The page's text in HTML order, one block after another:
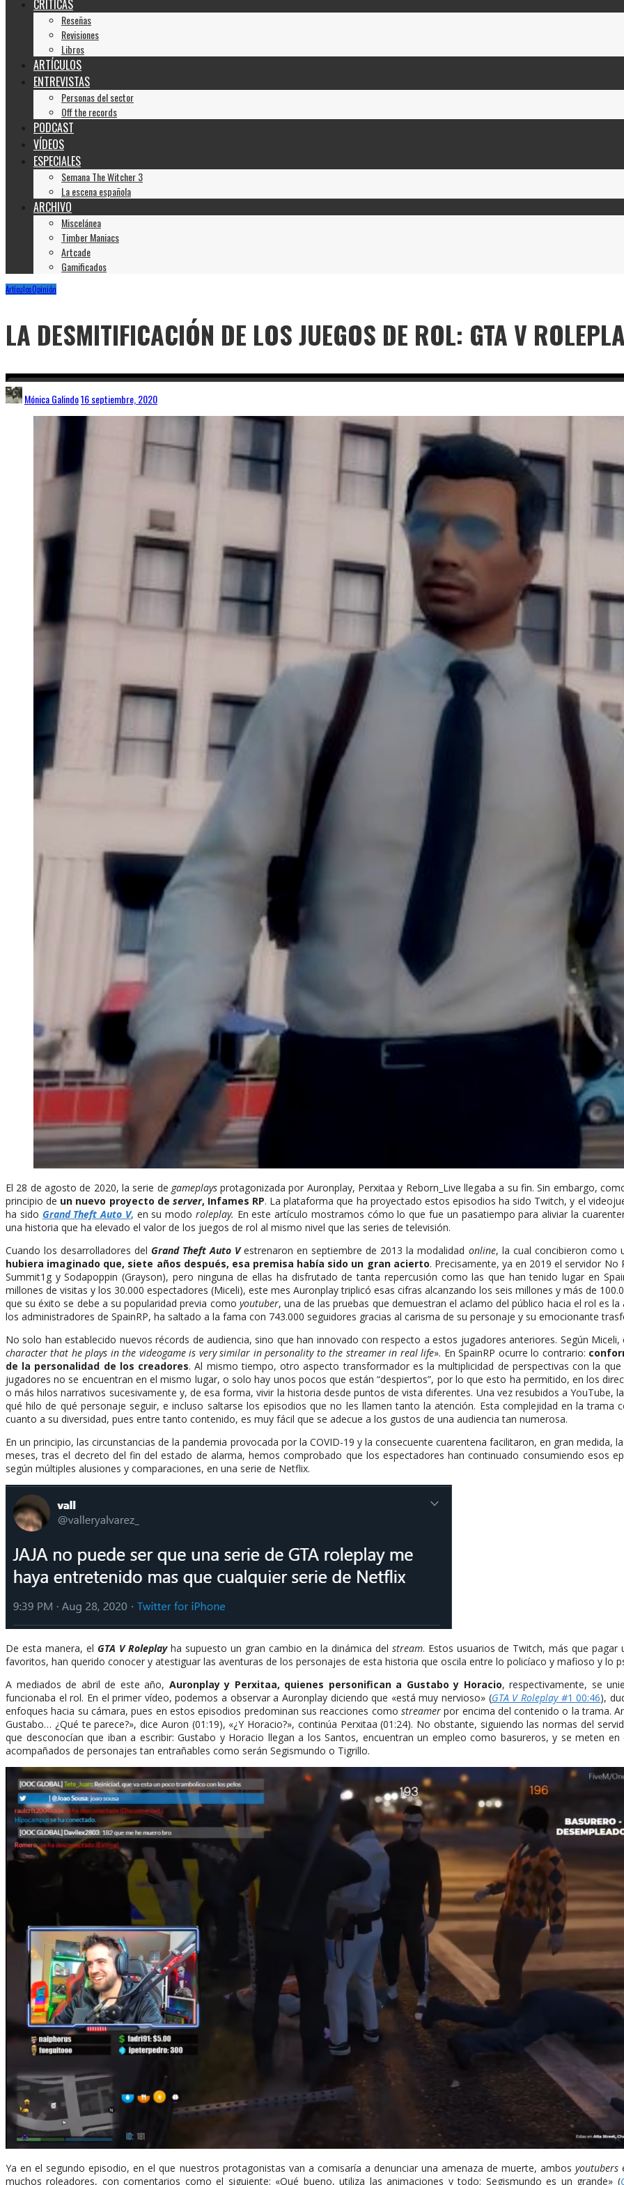
CRÍTICAS
Reseñas
Revisiones
Libros
ARTÍCULOS
ENTREVISTAS
Personas del sector
Off the records
PODCAST
VÍDEOS
ESPECIALES
Semana The Witcher 3
La escena española
ARCHIVO
Miscelánea
Timber Maniacs
Artcade
Gamificados
ArtículosOpinión
LA DESMITIFICACIÓN DE LOS JUEGOS DE ROL: GTA V
Mónica Galindo16 septiembre, 2020
El 28 de agosto de 2020, la serie de gameplaysprotagonizada por Auronplay, Perxitaa y Reborn_Live llegaba a su fin. Sin embargo,
principio de un nuevo proyecto de server, Infames RP. La plataforma que ha proyectado estos episodios ha sido Twitch, y el
ha sido Grand Theft Auto V, en su modo roleplay. En este artículo mostramos cómo lo que fue un pasatiempo para aliviar la
una historia que ha elevado el valor de los juegos de rol al mismo nivel que las series de televisión.
Cuando los desarrolladores delGrand Theft Auto Vestrenaron en septiembre de 2013 la modalidad online, la cual concibieron como
hubiera imaginado que, siete años después, esa premisa había sido un gran acierto. Precisamente, ya en 2019 el servidor
Summit1g y Sodapoppin (Grayson), pero ninguna de ellas ha disfrutado de tanta repercusión como las que han tenido lugar en
millones de visitas y los 30.000 espectadores (Miceli), este mes Auronplay triplicó esas cifras alcanzando los seis millones y más de
que su éxito se debe a su popularidad previa como youtuber, una de las pruebas que demuestran el aclamo del público hacia el rol es
los administradores de SpainRP, ha saltado a la fama con 743.000 seguidores gracias al carisma de su personaje y su emocionante
No solo han establecido nuevos récords de audiencia, sino que han innovado con respecto a estos jugadores anteriores. Según
character that he plays in the videogame is very similar in personality to the streamer in real life». En SpainRP ocurre lo contrario:
de la personalidad de los creadores. Al mismo tiempo, otro aspecto transformador es la multiplicidad de perspectivas con la
jugadores no se encuentran en el mismo lugar, o solo hay unos pocos que están “despiertos”, por lo que esto ha permitido, en los
o más hilos narrativos sucesivamente y, de esa forma, vivir la historia desde puntos de vista diferentes. Una vez resubidos a YouTube,
qué hilo de qué personaje seguir, e incluso saltarse los episodios que no les llamen tanto la atención. Esta complejidad en la trama
cuanto a su diversidad, pues entre tanto contenido, es muy fácil que se adecue a los gustos de una audiencia tan numerosa.
En un principio, las circunstancias de la pandemia provocada por la COVID-19 y la consecuente cuarentena facilitaron, en gran
meses, tras el decreto del fin del estado de alarma, hemos comprobado que los espectadores han continuado consumiendo esos
según múltiples alusiones y comparaciones, en una serie de Netflix.
De esta manera, el GTA V Roleplay ha supuesto un gran cambio en la dinámica del stream. Estos usuarios de Twitch, más que
favoritos, han querido conocer y atestiguar las aventuras de los personajes de esta historia que oscila entre lo policíaco y mafioso y lo
A mediados de abril de este año, Auronplay y Perxitaa, quienes personifican a Gustabo y Horacio, respectivamente, se
funcionaba el rol. En el primer vídeo, podemos a observar a Auronplay diciendo que «está muy nervioso» (GTA V Roleplay #1 00:46),
enfoques hacia su cámara, pues en estos episodios predominan sus reacciones como streamerpor encima del contenido o la trama.
Gustabo… ¿Qué te parece?», dice Auron (01:19), «¿Y Horacio?», continúa Perxitaa (01:24). No obstante, siguiendo las normas del
que desconocían que iban a escribir: Gustabo y Horacio llegan a los Santos, encuentran un empleo como basureros, y se meten
acompañados de personajes tan entrañables como serán Segismundo o Tigrillo.
Ya en el segundo episodio, en el que nuestros protagonistas van a comisaría a denunciar una amenaza de muerte, ambosyoutubers
muchos roleadores, con comentarios como el siguiente: «Qué bueno, utiliza las animaciones y todo; Segismundo es un grande» (